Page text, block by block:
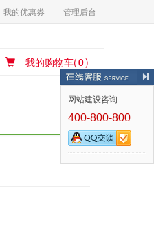
我的优惠券 管理后台
我的购物车(0)
网站建设咨询
400-800-800